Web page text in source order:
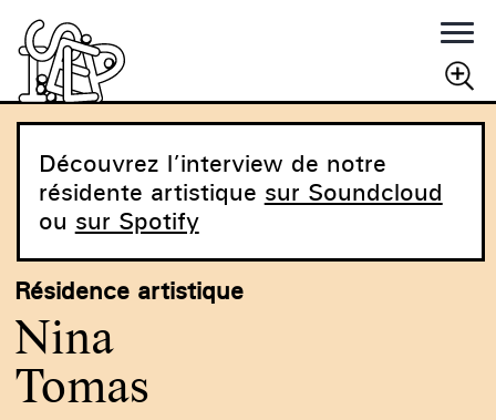
RECHERCHER
Découvrez l’interview de notre
résidente artistique sur Soundcloud
ou sur Spotify
Résidence artistique
Nina
Tomas